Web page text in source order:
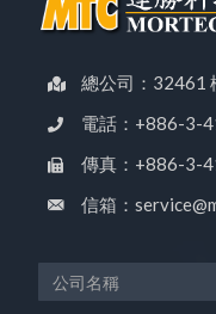
總公司：32461
電話：+886-3-
傳真：+886-3-
信箱：